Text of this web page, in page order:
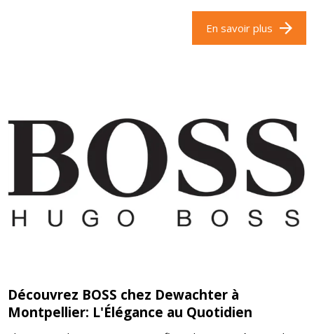
En savoir plus
Découvrez BOSS chez Dewachter à
Montpellier: L'Élégance au Quotidien